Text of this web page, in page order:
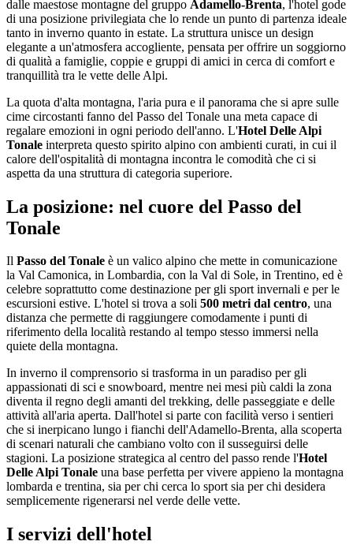
dalle maestose montagne del gruppo Adamello-Brenta, l'hotel gode
di una posizione privilegiata che lo rende un punto di partenza ideale
tanto in inverno quanto in estate. La struttura unisce un design
elegante a un'atmosfera accogliente, pensata per offrire un soggiorno
di qualità a famiglie, coppie e gruppi di amici in cerca di comfort e
tranquillità tra le vette delle Alpi.
La quota d'alta montagna, l'aria pura e il panorama che si apre sulle
cime circostanti fanno del Passo del Tonale una meta capace di
regalare emozioni in ogni periodo dell'anno. L'Hotel Delle Alpi
Tonale interpreta questo spirito alpino con ambienti curati, in cui il
calore dell'ospitalità di montagna incontra le comodità che ci si
aspetta da una struttura di categoria superiore.
La posizione: nel cuore del Passo del
Tonale
Il Passo del Tonale è un valico alpino che mette in comunicazione
la Val Camonica, in Lombardia, con la Val di Sole, in Trentino, ed è
celebre soprattutto come destinazione per gli sport invernali e per le
escursioni estive. L'hotel si trova a soli 500 metri dal centro, una
distanza che permette di raggiungere comodamente i punti di
riferimento della località restando al tempo stesso immersi nella
quiete della montagna.
In inverno il comprensorio si trasforma in un paradiso per gli
appassionati di sci e snowboard, mentre nei mesi più caldi la zona
diventa il regno degli amanti del trekking, delle passeggiate e delle
attività all'aria aperta. Dall'hotel si parte con facilità verso i sentieri
che si inerpicano lungo i fianchi dell'Adamello-Brenta, alla scoperta
di scenari naturali che cambiano volto con il susseguirsi delle
stagioni. La posizione strategica al centro del passo rende l'Hotel
Delle Alpi Tonale una base perfetta per vivere appieno la montagna
lombarda e trentina, sia per chi cerca lo sport sia per chi desidera
semplicemente rigenerarsi nel verde delle vette.
I servizi dell'hotel